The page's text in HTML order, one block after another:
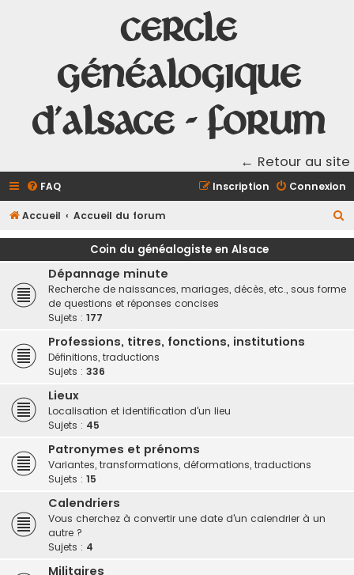
Cercle
Généalogique
d'Alsace - Forum
← Retour au site
FAQ Connexion
Inscription
Accueil Accueil du forum
e
Coin du généalogiste en Alsace
Dépannage minute
Recherche de naissances, mariages, décès, etc., sous forme
de questions et réponses concises
Sujets : 177
Professions, titres, fonctions, institutions
Définitions, traductions
Sujets : 336
Lieux
Localisation et identification d'un lieu
Sujets : 45
Patronymes et prénoms
Variantes, transformations, déformations, traductions
Sujets : 15
Calendriers
Vous cherchez à convertir une date d'un calendrier à un
autre ?
Sujets : 4
Militaires